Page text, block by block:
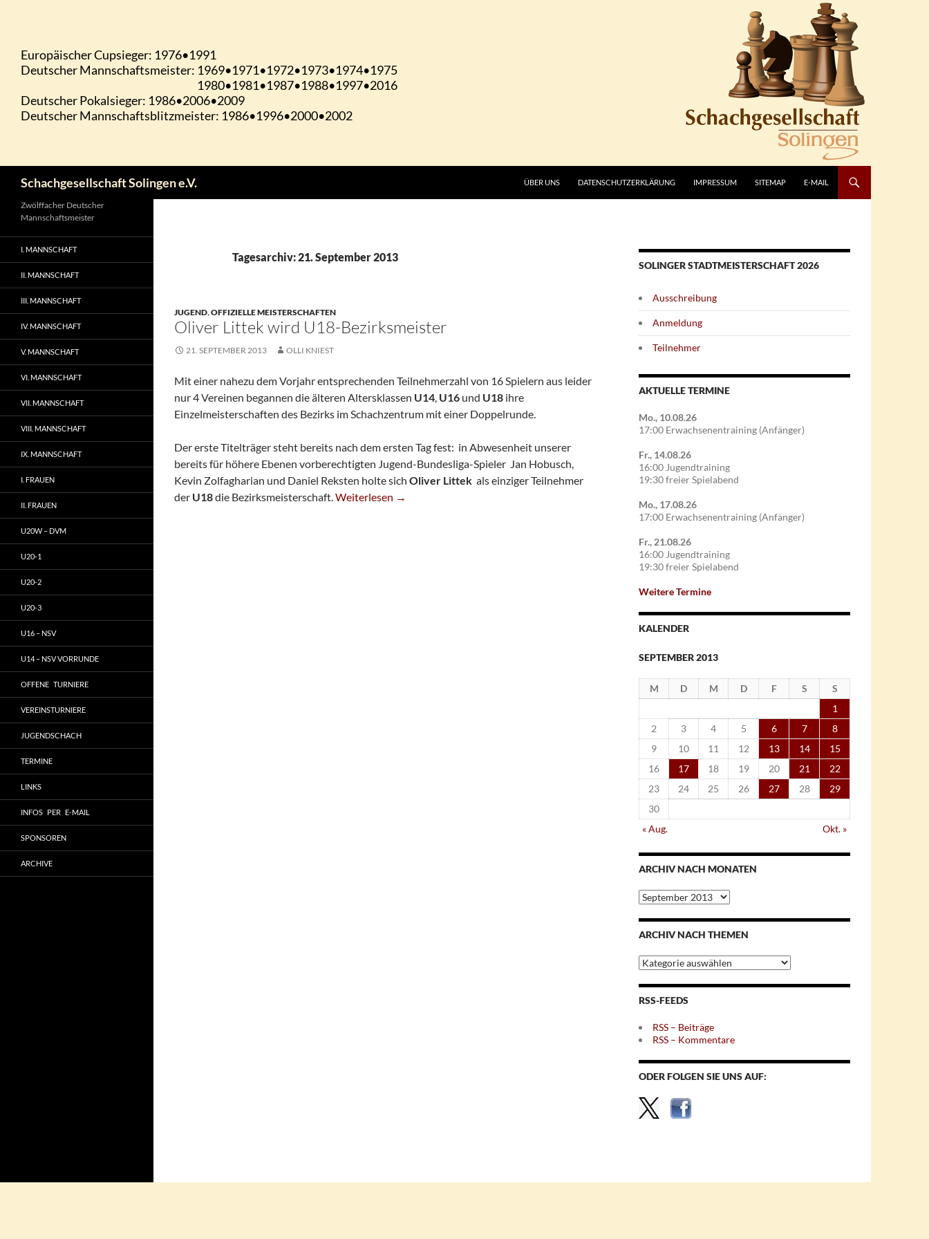
Schachgesellschaft Solingen e.V. ÜBER UNS DATENSCHUTZERKLÄRUNG IMPRESSUM SITEMAP E-MAIL
Tagesarchiv: 21. September 2013
JUGEND,OFFIZIELLE MEISTERSCHAFTEN
Oliver Littek wird U18-Bezirksmeister
21. SEPTEMBER 2013 OLLI KNIEST
Mit einer nahezu dem Vorjahr entsprechenden Teilnehmerzahl von 16 Spielern aus leider
nur 4 Vereinen begannen die älteren Altersklassen U14, U16 und U18 ihre
Einzelmeisterschaften des Bezirks im Schachzentrum mit einer Doppelrunde.
Der erste Titelträger steht bereits nach dem ersten Tag fest: in Abwesenheit unserer
bereits für höhere Ebenen vorberechtigten Jugend-Bundesliga-Spieler Jan Hobusch,
Kevin Zolfagharian und Daniel Reksten holte sich Oliver Littek als einziger Teilnehmer
der U18die Bezirksmeisterschaft.Oliver Littek Wird U18-Bezirksmeister
Weiterlesen →
SOLINGER STADTMEISTERSCHAFT 2026
Ausschreibung
Anmeldung
Teilnehmer
AKTUELLE TERMINE
Mo., 10.08.26
17:00 Erwachsenentraining (Anfänger)
Fr., 14.08.26
16:00 Jugendtraining
19:30 freier Spielabend
Mo., 17.08.26
17:00 Erwachsenentraining (Anfänger)
Fr., 21.08.26
16:00 Jugendtraining
19:30 freier Spielabend
Weitere Termine
KALENDER
SEPTEMBER 2013
M D M D F S
S
1
2
3 4 5 6 7
8
9
10 11 12 13 14
15
16
17 18 19 20 21
22
23
24 25 26 27 28
29
30
« Aug.
Okt. »
ARCHIV NACH MONATEN
Archiv
nach
Monaten
ARCHIV NACH THEMEN
Archiv
nach
Themen
RSS-FEEDS
RSS – Beiträge
RSS – Kommentare
ODER FOLGEN SIE UNS AUF:
Zwölffacher Deutscher
Mannschaftsmeister
I. MANNSCHAFT
II. MANNSCHAFT
III. MANNSCHAFT
IV. MANNSCHAFT
V. MANNSCHAFT
VI. MANNSCHAFT
VII. MANNSCHAFT
VIII. MANNSCHAFT
IX. MANNSCHAFT
I. FRAUEN
II. FRAUEN
U20W – DVM
U20-1
U20-2
U20-3
U16 – NSV
U14 – NSV VORRUNDE
OFFENE TURNIERE
VEREINSTURNIERE
JUGENDSCHACH
TERMINE
LINKS
INFOS PER E-MAIL
SPONSOREN
ARCHIVE